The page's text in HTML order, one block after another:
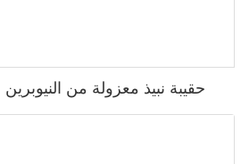
حقيبة نبيذ معزولة من النيوبرين